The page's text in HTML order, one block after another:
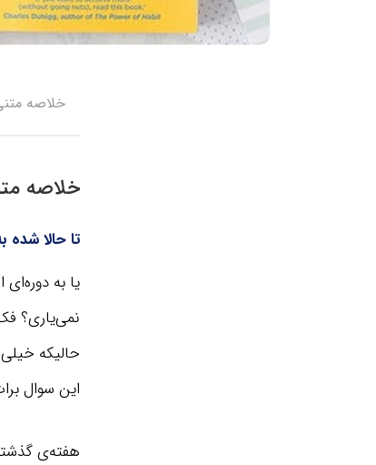
خلاصه
خلاصه
تا حالا
یا به
نمی‌یاری؟
حالیکه
این سوال
هفته‌ی